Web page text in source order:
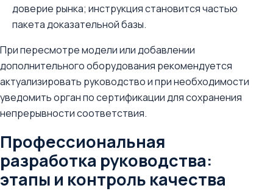
доверие рынка; инструкция становится частью
пакета доказательной базы.
При пересмотре модели или добавлении
дополнительного оборудования рекомендуется
актуализировать руководство и при необходимости
уведомить орган по сертификации для сохранения
непрерывности соответствия.
Профессиональная
разработка руководства:
этапы и контроль качества